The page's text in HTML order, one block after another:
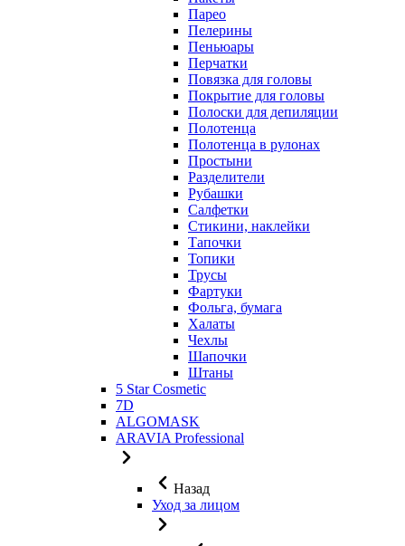
Парео
Пелерины
Пеньюары
Перчатки
Повязка для головы
Покрытие для головы
Полоски для депиляции
Полотенца
Полотенца в рулонах
Простыни
Разделители
Рубашки
Салфетки
Стикини, наклейки
Тапочки
Топики
Трусы
Фартуки
Фольга, бумага
Халаты
Чехлы
Шапочки
Штаны
5 Star Cosmetic
7D
ALGOMASK
ARAVIA Professional
Назад
Уход за лицом